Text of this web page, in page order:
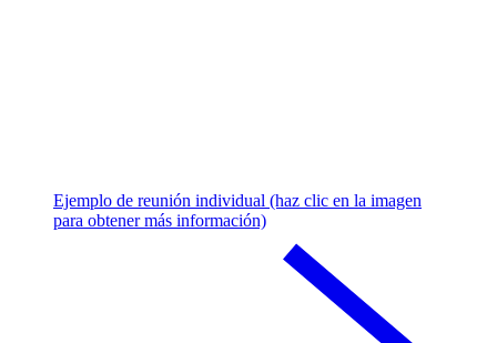
Ejemplo de reunión individual (haz clic en la imagen
para obtener más información)